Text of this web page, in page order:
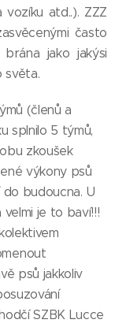
atd..). ZZZ
často
jako jakýsi
světa.
(členů a
splnilo 5 týmů,
zkoušek
výkony psů
budoucna. U
je to baví!!!
psů jakkoliv
SZBK Lucce